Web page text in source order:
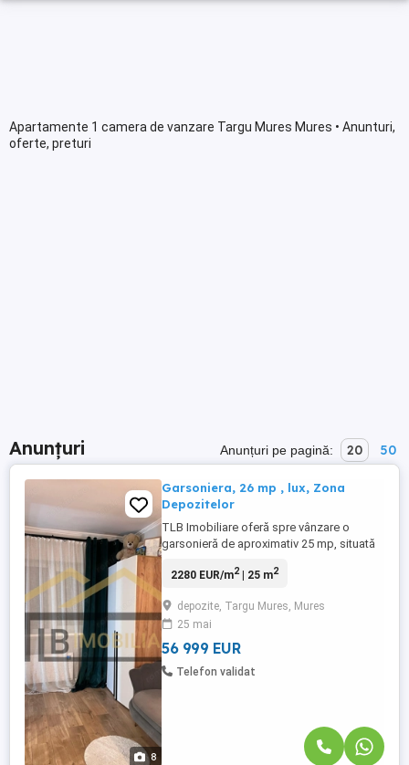
Apartamente 1 camera de vanzare Targu Mures Mures • Anunturi,
oferte, preturi
Anunțuri Anunțuri pe pagină: 20 50
8
Garsoniera, 26 mp , lux, Zona
Depozitelor
TLB Imobiliare oferă spre vânzare o
garsonieră de aproximativ 25 mp, situată
plină dezvoltare a municipiului Târgu
în fotografii urmând a fi retrase doar
obiectele personale. Este ideală pentru
investiție sau locuință ...
2280 EUR/m2| 25 m2
depozite, Targu Mures, Mures
25 mai
56 999 EUR
Telefon validat